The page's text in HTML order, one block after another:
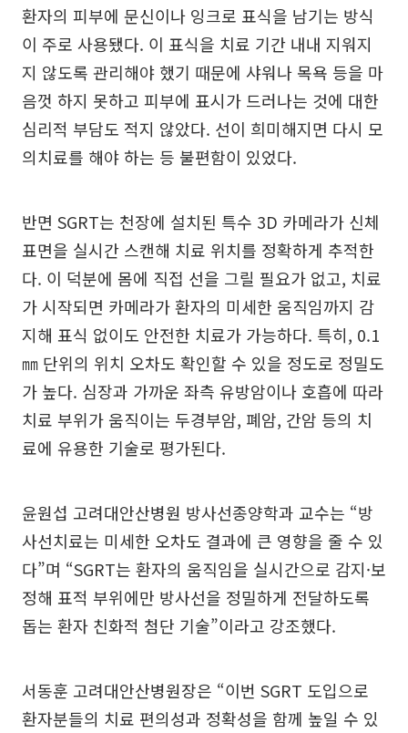
환자의 피부에 문신이나 잉크로 표식을 남기는 방식
이 주로 사용됐다. 이 표식을 치료 기간 내내 지워지
지 않도록 관리해야 했기 때문에 샤워나 목욕 등을 마
음껏 하지 못하고 피부에 표시가 드러나는 것에 대한
심리적 부담도 적지 않았다. 선이 희미해지면 다시 모
의치료를 해야 하는 등 불편함이 있었다.
반면 SGRT는 천장에 설치된 특수 3D 카메라가 신체
표면을 실시간 스캔해 치료 위치를 정확하게 추적한
다. 이 덕분에 몸에 직접 선을 그릴 필요가 없고, 치료
가 시작되면 카메라가 환자의 미세한 움직임까지 감
지해 표식 없이도 안전한 치료가 가능하다. 특히, 0.1
㎜ 단위의 위치 오차도 확인할 수 있을 정도로 정밀도
가 높다. 심장과 가까운 좌측 유방암이나 호흡에 따라
치료 부위가 움직이는 두경부암, 폐암, 간암 등의 치
료에 유용한 기술로 평가된다.
윤원섭 고려대안산병원 방사선종양학과 교수는 “방
사선치료는 미세한 오차도 결과에 큰 영향을 줄 수 있
다”며 “SGRT는 환자의 움직임을 실시간으로 감지·보
정해 표적 부위에만 방사선을 정밀하게 전달하도록
돕는 환자 친화적 첨단 기술”이라고 강조했다.
서동훈 고려대안산병원장은 “이번 SGRT 도입으로
환자분들의 치료 편의성과 정확성을 함께 높일 수 있